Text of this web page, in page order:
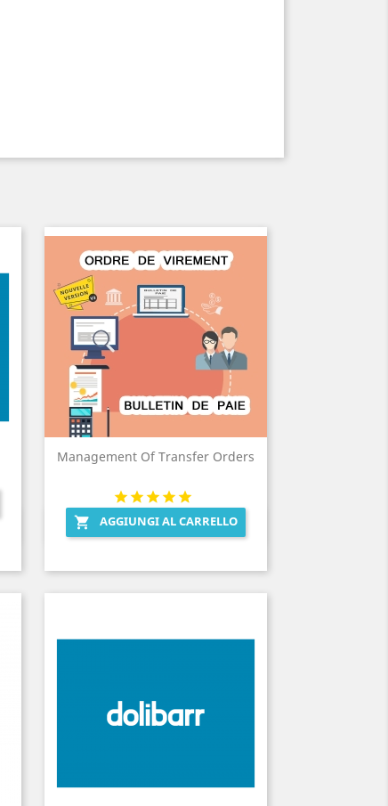
Management Of Transfer Orders
 AGGIUNGI AL CARRELLO
Anteprima